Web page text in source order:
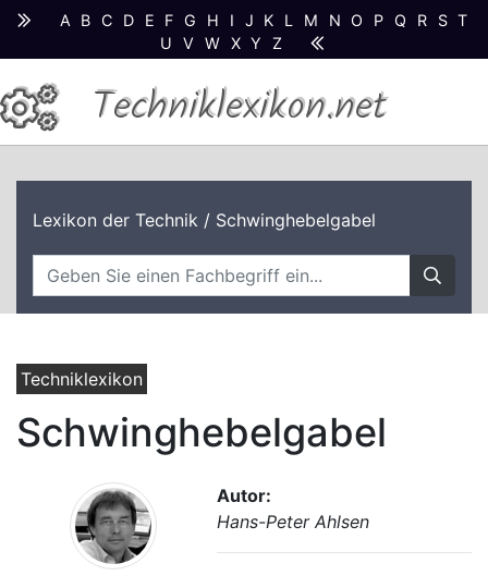
A B C D E F G H I J K L M N O P Q R S T
U
V W X Y Z
Techniklexikon.net
Lexikon der Technik / Schwinghebelgabel
Techniklexikon
Schwinghebelgabel
Autor:
Hans-Peter Ahlsen